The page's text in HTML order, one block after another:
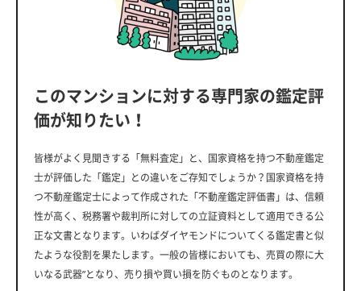
このマンションに対する専門家の鑑定評
価が知りたい！
皆様がよく見聞きする「無料査定」と、国家資格を持つ不動産鑑定
士が評価した「鑑定」との違いをご存知でしょうか？国家資格を持
つ不動産鑑定士によって作成された「不動産鑑定評価書」は、信頼
性が高く、税務署や裁判所に対しての立証資料として適用できる公
正な文書となります。いわばダイヤモンドについてくる鑑定書と似
たような役割を果たします。一般の皆様においても、売買の際に大
いなる武器”となり、売り損や買い損を防ぐものとなります。